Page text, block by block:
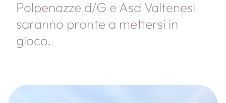
Polpenazze d/G e Asd Valtenesi
saranno pronte a mettersi in
gioco.